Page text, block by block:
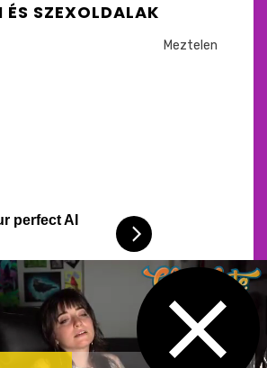
SZEXOLDALAK
perfect AI
Meztelen